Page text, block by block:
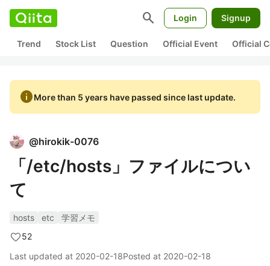
search Login Signup
Trend Stock List Question Official Event Official
infoMore than 5 years have passed since last update.
@hirokik-0076
「/etc/hosts」ファイルについ
て
hosts etc
学習メモ
52
Last updated at 2020-02-18Posted at 2020-02-18